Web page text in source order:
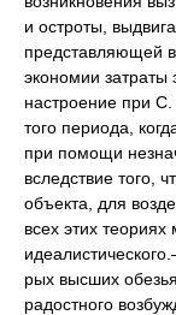
и остроты,
представляющей
экономии
настроение при С.
того периода,
при помощи
вследствие того,
объекта, для
всех этих теориях
рых высших
радостного